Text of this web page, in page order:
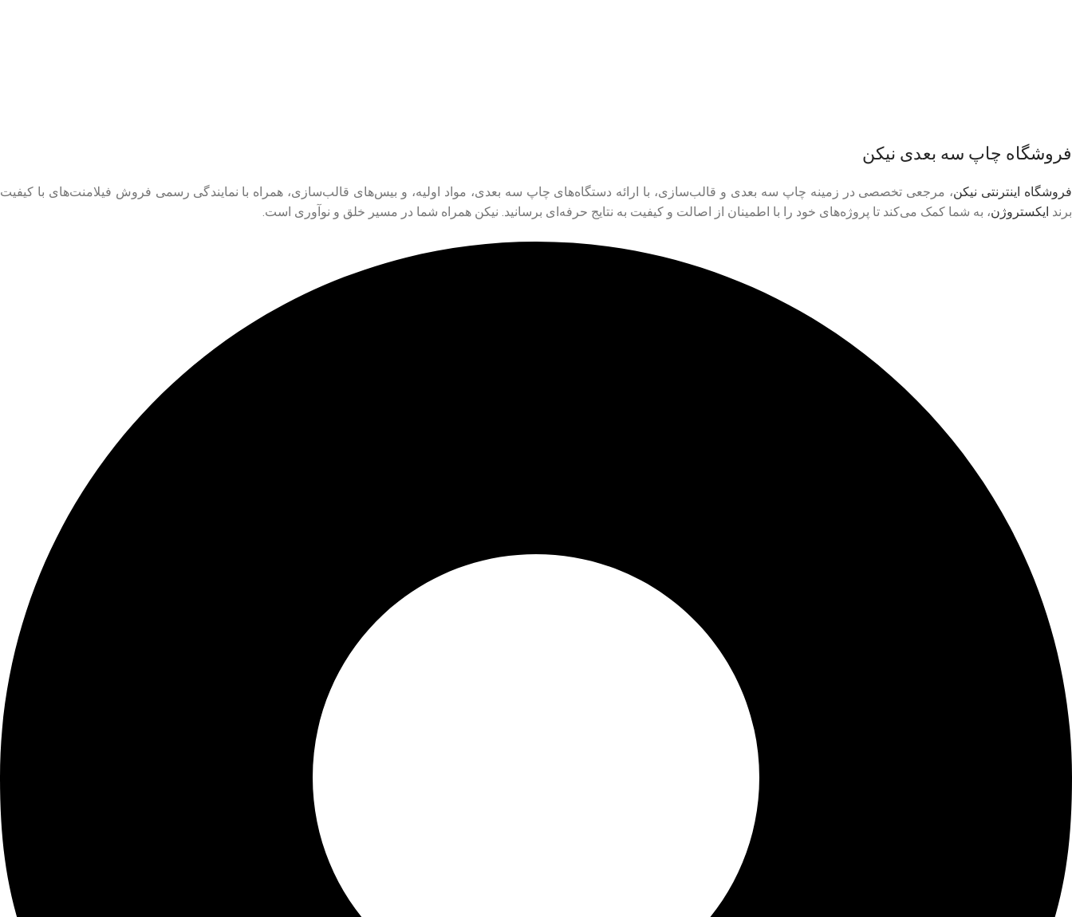
فروشگاه چاپ سه بعدی نیکن
فروشگاه اینترنتی نیکن، مرجعی تخصصی در زمینه چاپ سه بعدی و قالب‌سازی، با ارائه دستگاه‌های چاپ سه بعدی، مواد اولیه، و بیس‌های قالب‌سازی، همراه با نمایندگی رسمی فروش فیلامنت‌های با کیفیت
برند ایکستروژن، به شما کمک می‌کند تا پروژه‌های خود را با اطمینان از اصالت و کیفیت به نتایج حرفه‌ای برسانید. نیکن همراه شما در مسیر خلق و نوآوری است.